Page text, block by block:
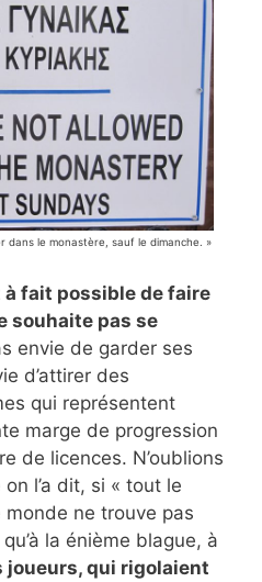
dans le monastère, sauf le dimanche. »
à fait possible de faire
souhaite pas se
envie de garder ses
d’attirer des
qui représentent
marge de progression
de licences. N’oublions
l’a dit, si « tout le
ne trouve pas
la énième blague, à
joueurs, qui rigolaient